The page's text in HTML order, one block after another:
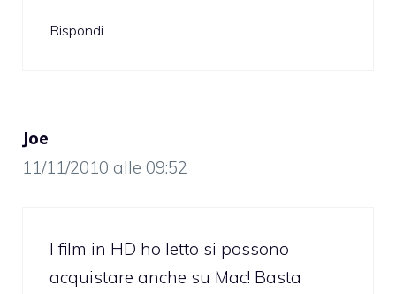
Rispondi
Joe
11/11/2010 alle 09:52
I film in HD ho letto si possono
acquistare anche su Mac! Basta